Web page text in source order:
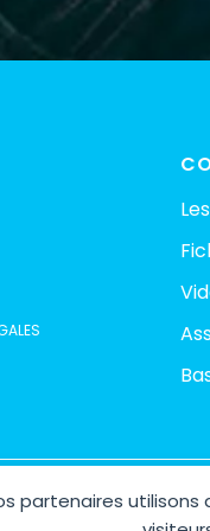
partenaires
Copyright © 2026